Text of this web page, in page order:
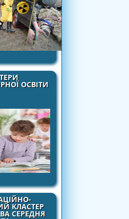
ОСВІТИ
КЛАСТЕР
СЕРЕДНЯ
фону
(2021-